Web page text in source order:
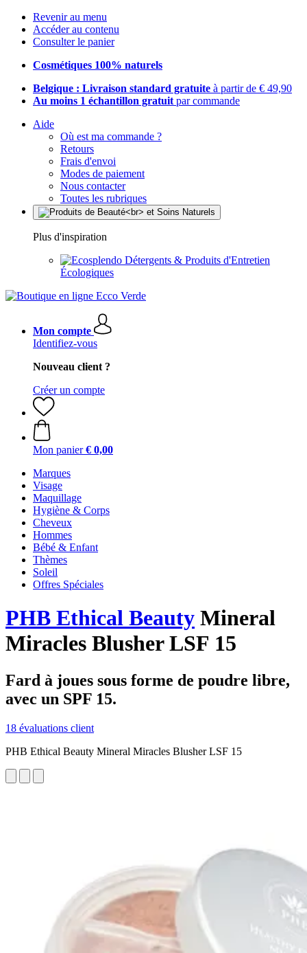
Revenir au menu
Accéder au contenu
Consulter le panier
Cosmétiques 100% naturels
Belgique : Livraison standard gratuite à partir de € 49,90
Au moins 1 échantillon gratuit par commande
Aide
Où est ma commande ?
Retours
Frais d'envoi
Modes de paiement
Nous contacter
Toutes les rubriques
Plus d'inspiration
Détergents & Produits d'Entretien
Écologiques
Mon compte
Identifiez-vous
Nouveau client ?
Créer un compte
Mon panier € 0,00
Marques
Visage
Maquillage
Hygiène & Corps
Cheveux
Hommes
Bébé & Enfant
Thèmes
Soleil
Offres Spéciales
PHB Ethical Beauty Mineral
Miracles Blusher LSF 15
Fard à joues sous forme de poudre libre,
avec un SPF 15.
18 évaluations client
PHB Ethical Beauty Mineral Miracles Blusher LSF 15